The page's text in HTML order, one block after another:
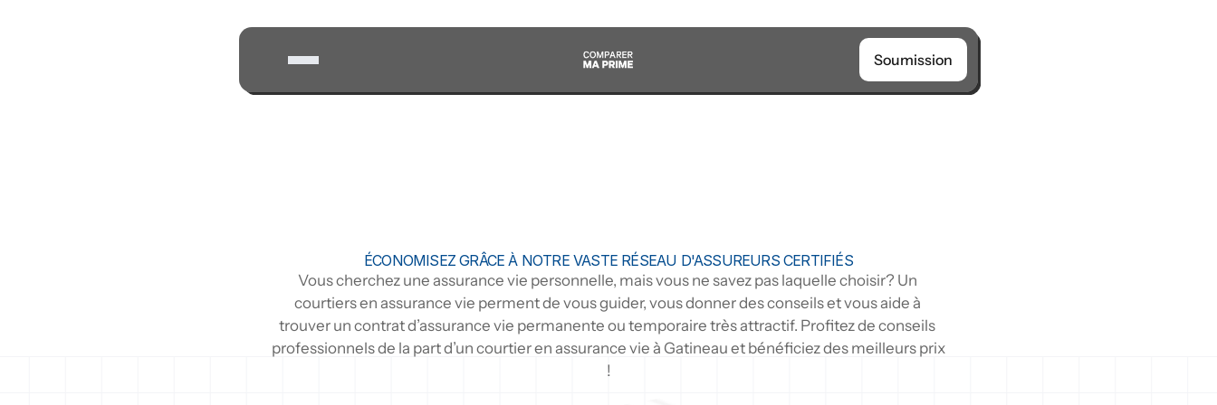
Soumission
ÉCONOMISEZ GRÂCE À NOTRE VASTE RÉSEAU D'ASSUREURS CERTIFIÉS
Vous cherchez une assurance vie personnelle, mais vous ne savez pas laquelle choisir? Un
courtiers en assurance vie perment de vous guider, vous donner des conseils et vous aide à
trouver un contrat d’assurance vie permanente ou temporaire très attractif. Profitez de conseils
professionnels de la part d’un courtier en assurance vie à Gatineau et bénéficiez des meilleurs prix
!